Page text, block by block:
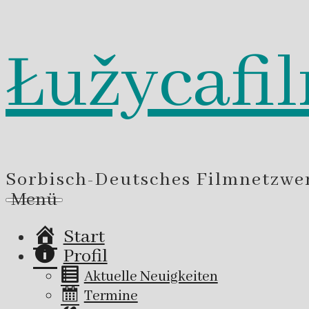
Zum
Inhalt
springen
Sorbisch-Deutsches
Menü
Start
Profil
Aktuelle Neuigkeiten
Termine